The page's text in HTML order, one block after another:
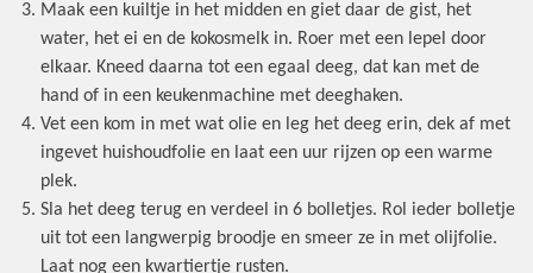
Maak een kuiltje in het midden en giet daar de gist, het
water, het ei en de kokosmelk in. Roer met een lepel door
elkaar. Kneed daarna tot een egaal deeg, dat kan met de
hand of in een keukenmachine met deeghaken.
Vet een kom in met wat olie en leg het deeg erin, dek af met
ingevet huishoudfolie en laat een uur rijzen op een warme
plek.
Sla het deeg terug en verdeel in 6 bolletjes. Rol ieder bolletje
uit tot een langwerpig broodje en smeer ze in met olijfolie.
Laat nog een kwartiertje rusten.